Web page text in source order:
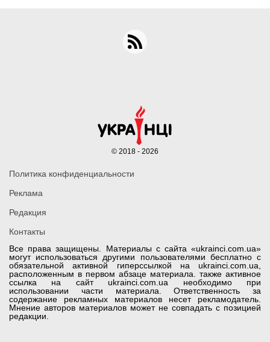
Все права защищены. Материалы с сайта «ukrainci.com.ua»
могут использоваться другими пользователями бесплатно с
обязательной активной гиперссылкой на ukrainci.com.ua,
расположенным в первом абзаце материала. также активное
ссылка на сайт ukrainci.com.ua необходимо при
использовании части материала. Ответственность за
содержание рекламных материалов несет рекламодатель.
Мнение авторов материалов может не совпадать с позицией
редакции.
Политика конфиденциальности
Реклама
Редакция
Контакты
© 2018 - 2026